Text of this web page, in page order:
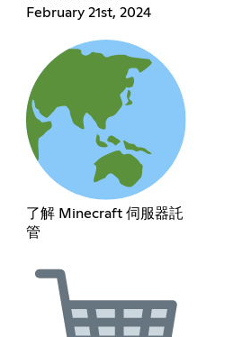
February 21st, 2024
了解 Minecraft 伺服器託
管